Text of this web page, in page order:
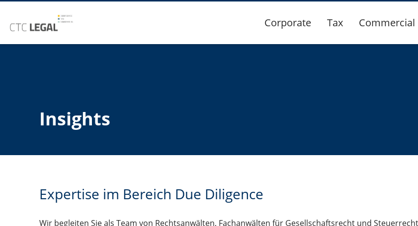
Corporate Tax Commercial
Insights
Expertise im Bereich Due Diligence
Wir begleiten Sie als Team von Rechtsanwälten, Fachanwälten für Gesellschaftsrecht und